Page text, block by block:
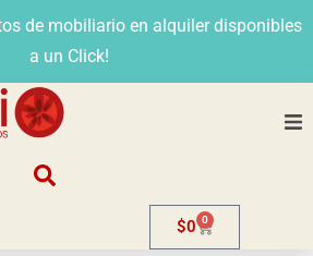
de mobiliario en alquiler disponibles
a un Click!
$0 0